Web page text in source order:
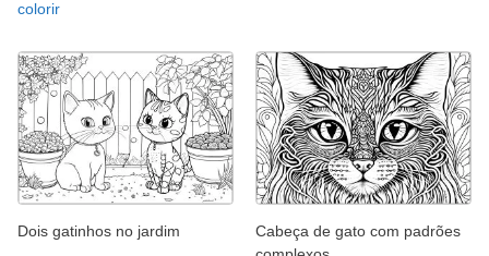
colorir
Dois gatinhos no jardim
Cabeça de gato com padrões